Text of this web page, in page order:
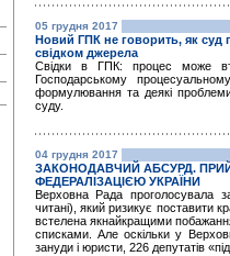
05 грудня 2017
Новий ГПК не говорить, як суд
свідком джерела
Свідки в ГПК: процес може
Господарському
формулювання та деякі
суду.
04 грудня 2017
ЗАКОНОДАВЧИЙ АБСУРД.
ФЕДЕРАЛІЗАЦІЄЮ УКРАЇНИ
Верховна Рада проголосувала
читані), який ризикує поставити
встелена якнайкращими
списками. Але оскільки у
зануди і юристи, 226 депутатів